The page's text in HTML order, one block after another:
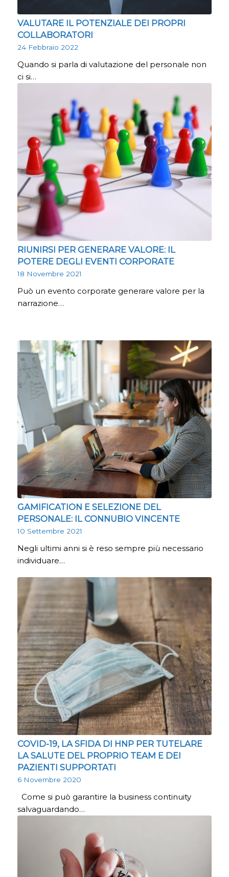
VALUTARE IL POTENZIALE DEI PROPRI
COLLABORATORI
24 Febbraio 2022
Quando si parla di valutazione del personale non
ci si…
RIUNIRSI PER GENERARE VALORE: IL
POTERE DEGLI EVENTI CORPORATE
18 Novembre 2021
Può un evento corporate generare valore per la
narrazione…
GAMIFICATION E SELEZIONE DEL
PERSONALE: IL CONNUBIO VINCENTE
10 Settembre 2021
Negli ultimi anni si è reso sempre più necessario
individuare…
COVID-19, LA SFIDA DI HNP PER TUTELARE
LA SALUTE DEL PROPRIO TEAM E DEI
PAZIENTI SUPPORTATI
6 Novembre 2020
Come si può garantire la business continuity
salvaguardando…